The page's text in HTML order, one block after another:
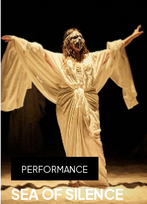
PERFORMANCE
SEA OF SILENCE